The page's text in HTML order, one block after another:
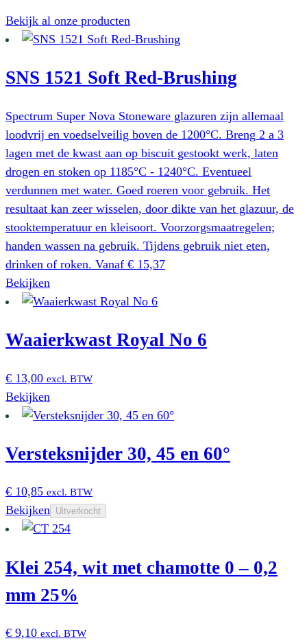
Bekijk al onze producten
SNS 1521 Soft Red-Brushing
Spectrum Super Nova Stoneware glazuren zijn allemaal
loodvrij en voedselveilig boven de 1200°C. Breng 2 a 3
lagen met de kwast aan op biscuit gestookt werk, laten
drogen en stoken op 1185°C - 1240°C. Eventueel
verdunnen met water. Goed roeren voor gebruik. Het
resultaat kan zeer wisselen, door dikte van het glazuur, de
stooktemperatuur en kleisoort. Voorzorgsmaatregelen;
handen wassen na gebruik. Tijdens gebruik niet eten,
drinken of roken. Vanaf € 15,37
Bekijken
product
meerdere
Deze
kan
worden
op
productpagina
Waaierkwast Royal No 6
€ 13,00 excl. BTW
Bekijken
Versteksnijder 30, 45 en 60°
€ 10,85 excl. BTW
Bekijken Uitverkocht
Klei 254, wit met chamotte 0 – 0,2
mm 25%
€ 9,10 excl. BTW